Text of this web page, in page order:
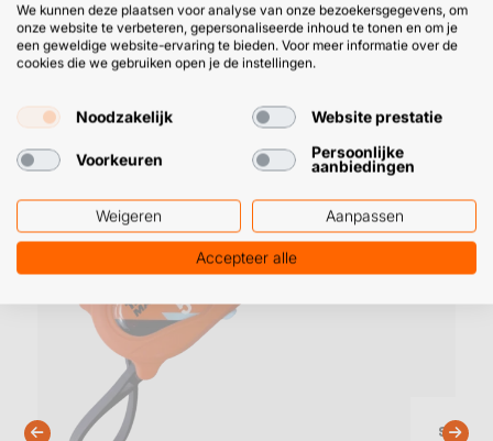
Gerelateerde producten
We kunnen deze plaatsen voor analyse van onze bezoekersgegevens, om
onze website te verbeteren, gepersonaliseerde inhoud te tonen en om je
een geweldige website-ervaring te bieden. Voor meer informatie over de
cookies die we gebruiken open je de instellingen.
Noodzakelijk Website prestatie
Voorkeuren
Persoonlijke
aanbiedingen
Weigeren Aanpassen
Accepteer alle